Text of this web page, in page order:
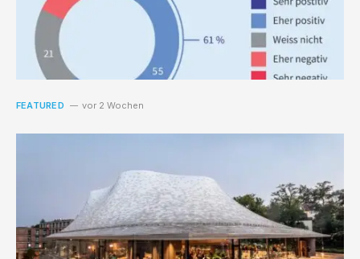
FEATURED vor 2 Wochen